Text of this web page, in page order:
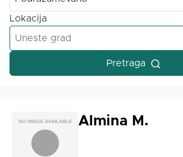
Lokacija
Pretraga
Almina M.